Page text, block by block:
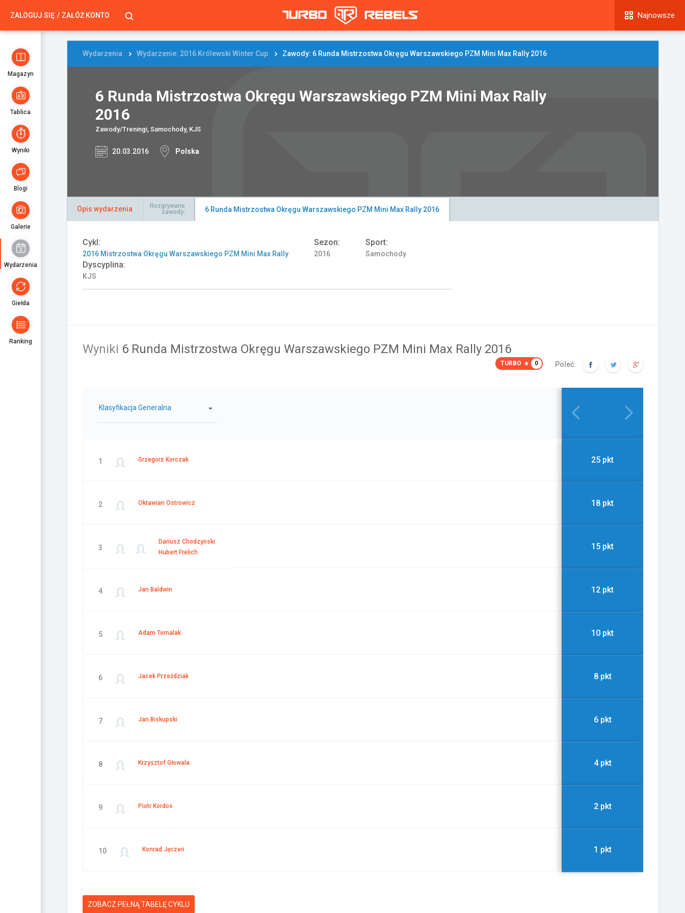
ZALOGUJ SIĘ ZAŁÓŻ KONTO Najnowsze
Magazyn
Tablica
Wyniki
Blogi
Galerie
Wydarzenia
Giełda
Ranking
Wydarzenia Wydarzenie: 2016 Królewski Winter Cup Zawody: 6 Runda Mistrzostwa Okręgu Warszawskiego PZM Mini Max Rally 2016
6 Runda Mistrzostwa Okręgu Warszawskiego PZM Mini Max Rally
2016
Zawody/Treningi, Samochody, KJS
20.03.2016 Polska
Opis wydarzenia
Rozgrywane
zawody:
6 Runda Mistrzostwa Okręgu Warszawskiego PZM Mini Max Rally 2016
Cykl:
2016 Mistrzostwa Okręgu Warszawskiego PZM Mini Max Rally
Sezon:
2016
Sport:
Samochody
Dyscyplina:
KJS
Wyniki 6 Runda Mistrzostwa Okręgu Warszawskiego PZM Mini Max Rally 2016
TURBO 0 Poleć:
Klasyfikacja Generalna
1 Grzegorz Korczak 25 pkt
2 Oktawian Ostrowicz 18 pkt
3
Dariusz Chodzyński
Hubert Frelich
15 pkt
4 Jan Baldwin 12 pkt
5 Adam Tomalak 10 pkt
6 Jacek Przeździak 8 pkt
7 Jan Biskupski 6 pkt
8 Krzysztof Głowala 4 pkt
9 Piotr Kordos 2 pkt
10 Konrad Jęczeń 1 pkt
ZOBACZ PEŁNĄ TABELĘ CYKLU